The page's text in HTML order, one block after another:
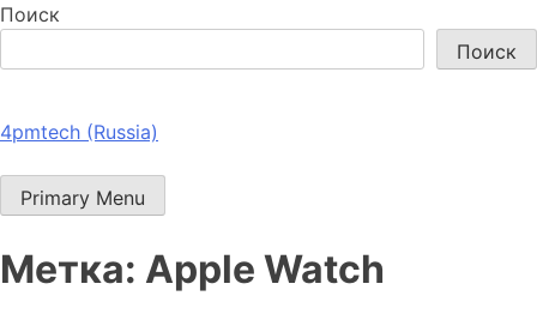
4pmtech (Russia)
Primary Menu
Метка: Apple Watch
Поиск
Поиск